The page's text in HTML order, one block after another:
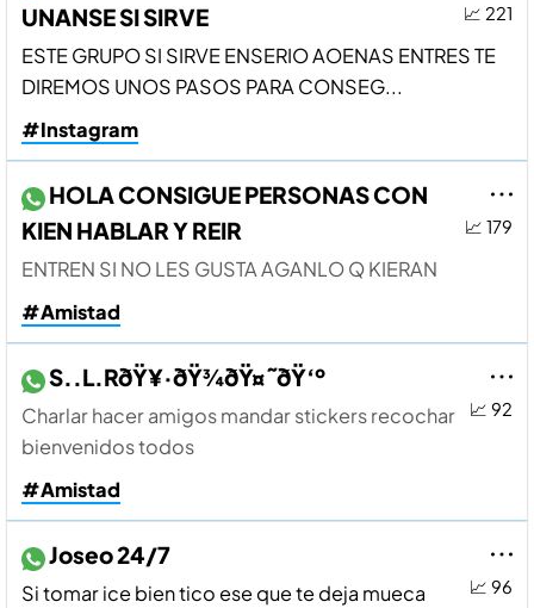
📈 221
UNANSE SI SIRVE
ESTE GRUPO SI SIRVE ENSERIO AOENAS ENTRES TE
DIREMOS UNOS PASOS PARA CONSEG...
#Instagram
📈 179
HOLA CONSIGUE PERSONAS CON
KIEN HABLAR Y REIR
ENTREN SI NO LES GUSTA AGANLO Q KIERAN
#Amistad
📈 92
S..L.RðŸ¥·ðŸ¾ðŸ¤˜ðŸ‘º
Charlar hacer amigos mandar stickers recochar
bienvenidos todos
#Amistad
📈 96
Joseo 24/7
Si tomar ice bien tico ese que te deja mueca